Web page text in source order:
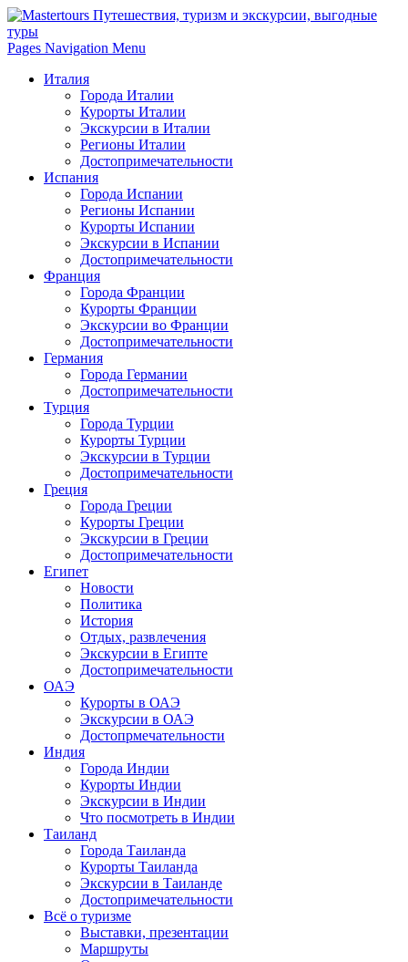
Pages Navigation Menu
Италия
Города Италии
Курорты Италии
Экскурсии в Италии
Регионы Италии
Достопримечательности
Испания
Города Испании
Регионы Испании
Курорты Испании
Экскурсии в Испании
Достопримечательности
Франция
Города Франции
Курорты Франции
Экскурсии во Франции
Достопримечательности
Германия
Города Германии
Достопримечательности
Турция
Города Турции
Курорты Турции
Экскурсии в Турции
Достопримечательности
Греция
Города Греции
Курорты Греции
Экскурсии в Греции
Достопримечательности
Египет
Новости
Политика
История
Отдых, развлечения
Экскурсии в Египте
Достопримечательности
ОАЭ
Курорты в ОАЭ
Экскурсии в ОАЭ
Достопрмечательности
Индия
Города Индии
Курорты Индии
Экскурсии в Индии
Что посмотреть в Индии
Таиланд
Города Таиланда
Курорты Таиланда
Экскурсии в Таиланде
Достопримечательности
Всё о туризме
Выставки, презентации
Маршруты